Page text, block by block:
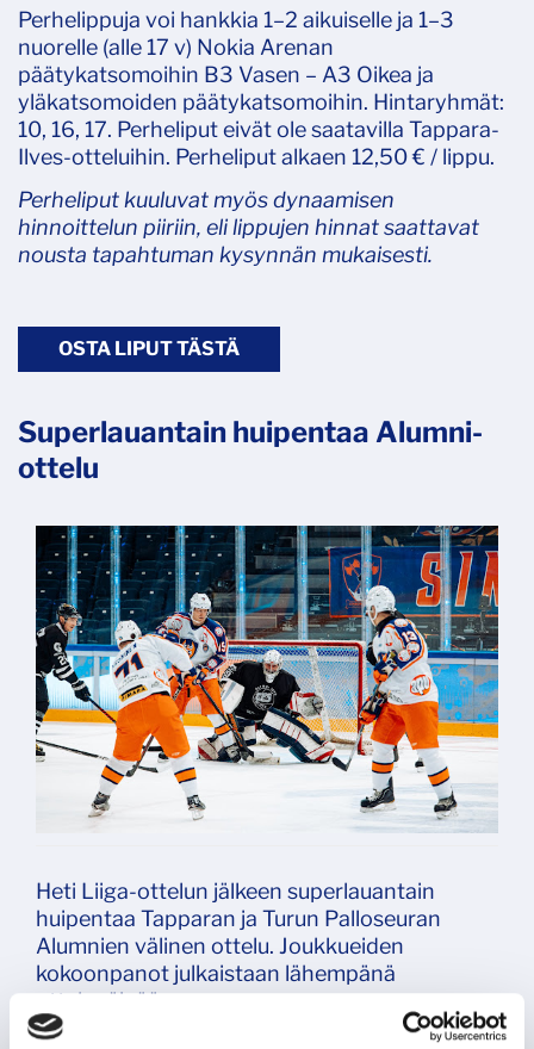
Perhelippuja voi hankkia 1–2 aikuiselle ja 1–3
nuorelle (alle 17 v) Nokia Arenan
päätykatsomoihin B3 Vasen – A3 Oikea ja
yläkatsomoiden päätykatsomoihin. Hintaryhmät:
10, 16, 17. Perheliput eivät ole saatavilla Tappara-
Ilves-otteluihin. Perheliput alkaen 12,50 € / lippu.
Perheliput kuuluvat myös dynaamisen
hinnoittelun piiriin, eli lippujen hinnat saattavat
nousta tapahtuman kysynnän mukaisesti.
OSTA LIPUT TÄSTÄ
Superlauantain huipentaa Alumni-
ottelu
Heti Liiga-ottelun jälkeen superlauantain
huipentaa Tapparan ja Turun Palloseuran
Alumnien välinen ottelu. Joukkueiden
kokoonpanot julkaistaan lähempänä
ottelupäivää.